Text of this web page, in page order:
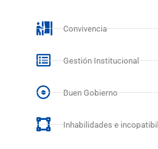
Convivencia
Gestión Institucional
Buen Gobierno
Inhabilidades e